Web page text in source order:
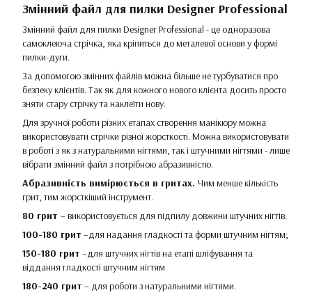
Змінний файл для пилки Designer Professional
Змінний файл для пилки Designer Professional - це одноразова
самоклеюча стрічка, яка кріпиться до металевої основи у формі
пилки-дуги.
За допомогою змінних файлів можна більше не турбуватися про
безпеку клієнтів. Так як для кожного нового клієнта досить просто
зняти стару стрічку та наклеїти нову.
Для зручної роботи різних етапах створення манікюру можна
використовувати стрічки різної жорсткості. Можна використовувати
в роботі з як з натуральними нігтями, так і штучними нігтями - лише
вібрати змінний файл з потрібною абразивністю.
Абразивність вимірюється в гритах. Чим менше кількість
грит, тим жорсткіший інструмент.
80 грит – використовується для підпилу довжини штучних нігтів.
100-180 грит –для надання гладкості та форми штучним нігтям;
150-180 грит –для штучних нігтів на етапі шліфування та
віддання гладкості штучним нігтям
180-240 грит – для роботи з натуральними нігтями.